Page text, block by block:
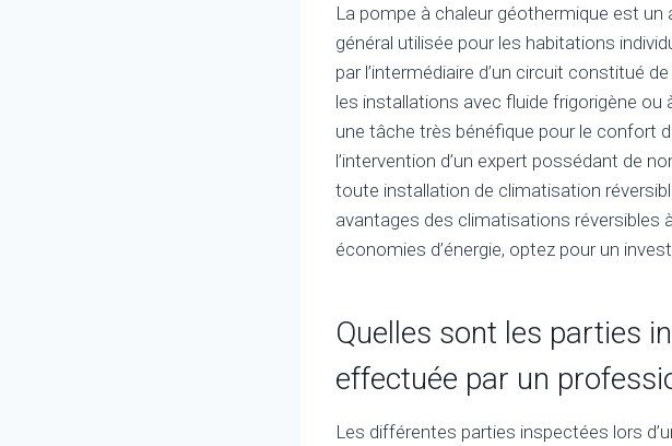
La pompe à chaleur géothermique est
général utilisée pour les habitations
par l’intermédiaire d’un circuit constitué
les installations avec fluide frigorigène ou
une tâche très bénéfique pour le confort
l’intervention d’un expert possédant de
toute installation de climatisation
avantages des climatisations réversibles
économies d’énergie, optez pour un
Quelles sont les parties
effectuée par un
Les différentes parties inspectées lors